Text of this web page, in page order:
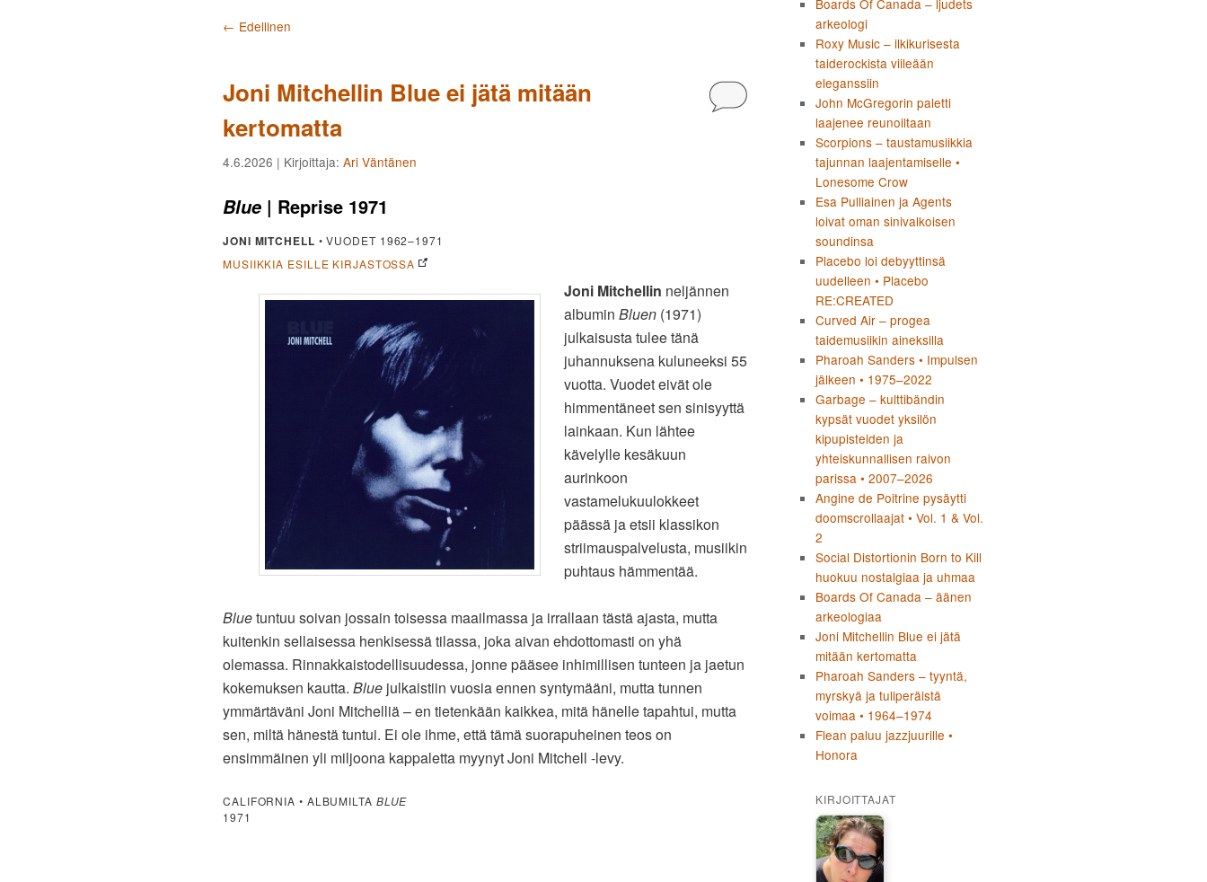
Artikkelien selaus
← Edellinen
Joni Mitchellin Blue ei jätä mitään
kertomatta
Kommentoi
4.6.2026 | Kirjoittaja: Ari Väntänen
Blue | Reprise 1971
JONI MITCHELL • VUODET 1962–1971
MUSIIKKIA ESILLE KIRJASTOSSA
Joni Mitchellin neljännen
albumin Bluen (1971)
julkaisusta tulee tänä
juhannuksena kuluneeksi 55
vuotta. Vuodet eivät ole
himmentäneet sen sinisyyttä
lainkaan. Kun lähtee
kävelylle kesäkuun
aurinkoon
vastamelukuulokkeet
päässä ja etsii klassikon
striimauspalvelusta, musiikin
puhtaus hämmentää.
Bluetuntuu soivan jossain toisessa maailmassa ja irrallaan tästä ajasta, mutta
kuitenkin sellaisessa henkisessä tilassa, joka aivan ehdottomasti on yhä
olemassa. Rinnakkaistodellisuudessa, jonne pääsee inhimillisen tunteen ja jaetun
kokemuksen kautta. Blue julkaistiin vuosia ennen syntymääni, mutta tunnen
ymmärtäväni Joni Mitchelliä – en tietenkään kaikkea, mitä hänelle tapahtui, mutta
sen, miltä hänestä tuntui. Ei ole ihme, että tämä suorapuheinen teos on
ensimmäinen yli miljoona kappaletta myynyt Joni Mitchell -levy.
CALIFORNIA • ALBUMILTA BLUE
1971
Boards Of Canada – ljudets
arkeologi
Roxy Music – ilkikurisesta
taiderockista viileään
eleganssiin
John McGregorin paletti
laajenee reunoiltaan
Scorpions – taustamusiikkia
tajunnan laajentamiselle •
Lonesome Crow
Esa Pulliainen ja Agents
loivat oman sinivalkoisen
soundinsa
Placebo loi debyyttinsä
uudelleen • Placebo
RE:CREATED
Curved Air – progea
taidemusiikin aineksilla
Pharoah Sanders • Impulsen
jälkeen • 1975–2022
Garbage – kulttibändin
kypsät vuodet yksilön
kipupisteiden ja
yhteiskunnallisen raivon
parissa • 2007–2026
Angine de Poitrine pysäytti
doomscrollaajat • Vol. 1 & Vol.
2
Social Distortionin Born to Kill
huokuu nostalgiaa ja uhmaa
Boards Of Canada – äänen
arkeologiaa
Joni Mitchellin Blue ei jätä
mitään kertomatta
Pharoah Sanders – tyyntä,
myrskyä ja tuliperäistä
voimaa • 1964–1974
Flean paluu jazzjuurille •
Honora
KIRJOITTAJAT